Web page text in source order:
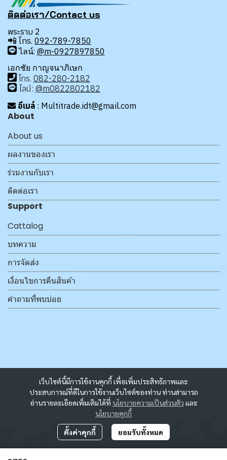
เว็บไซต์นี้มีการใช้งานคุกกี้ เพื่อเพิ่มประสิทธิภาพและ
ประสบการณ์ที่ดีในการใช้งานเว็บไซต์ของท่าน ท่านสามารถ
อ่านรายละเอียดเพิ่มเติมได้ที่ นโยบายความเป็นส่วนตัว และ
นโยบายคุกกี้
ตั้งค่าคุกกี้ ยอมรับทั้งหมด
ติดต่อเรา/Contact us
พระราม 2
📲 โทร. 092-789-7850
ไลน์: @m-0927897850
เอกชัย กาญจนาภิเษก
โทร. 082-280-2182
ไลน์: @m0822802182
อีเมล์ : Multitrade.idt@gmail.com
About
About us
ผลงานของเรา
ร่วมงานกับเรา
ติดต่อเรา
Support
Cattalog
บทความ
การจัดส่ง
เงื่อนไขการคืนสินค้า
คำถามที่พบบ่อย